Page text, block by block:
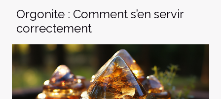
Orgonite : Comment s’en servir
correctement